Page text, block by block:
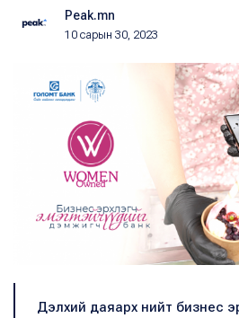
Peak.mn
10 сарын 30, 2023
Дэлхий даяарх нийт бизнес